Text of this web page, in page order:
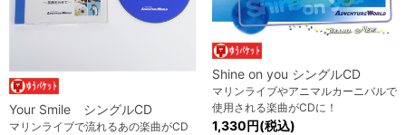
Your Smile シングルCD
マリンライブで流れるあの楽曲がCD
Shine on you シングルCD
マリンライブやアニマルカーニバルで
使用される楽曲がCDに！
1,330円(税込)